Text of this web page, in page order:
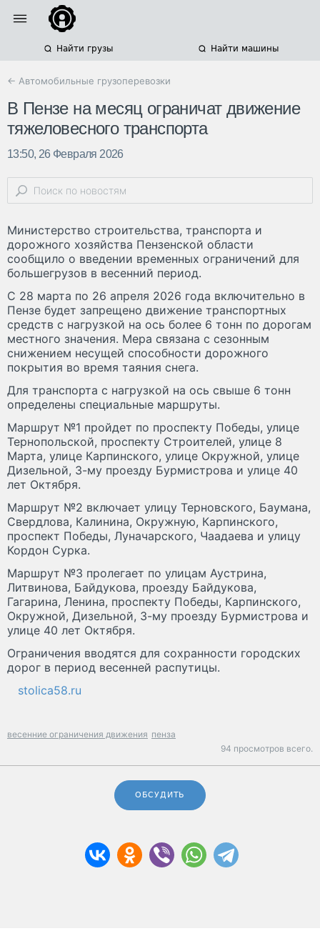
Найти грузы Найти машины
← Автомобильные грузоперевозки
В Пензе на месяц ограничат движение
тяжеловесного транспорта
13:50, 26 Февраля 2026
Министерство строительства, транспорта и
дорожного хозяйства Пензенской области
сообщило о введении временных ограничений для
большегрузов в весенний период.
С 28 марта по 26 апреля 2026 года включительно в
Пензе будет запрещено движение транспортных
средств с нагрузкой на ось более 6 тонн по дорогам
местного значения. Мера связана с сезонным
снижением несущей способности дорожного
покрытия во время таяния снега.
Для транспорта с нагрузкой на ось свыше 6 тонн
определены специальные маршруты.
Маршрут №1 пройдет по проспекту Победы, улице
Тернопольской, проспекту Строителей, улице 8
Марта, улице Карпинского, улице Окружной, улице
Дизельной, 3-му проезду Бурмистрова и улице 40
лет Октября.
Маршрут №2 включает улицу Терновского, Баумана,
Свердлова, Калинина, Окружную, Карпинского,
проспект Победы, Луначарского, Чаадаева и улицу
Кордон Сурка.
Маршрут №3 пролегает по улицам Аустрина,
Литвинова, Байдукова, проезду Байдукова,
Гагарина, Ленина, проспекту Победы, Карпинского,
Окружной, Дизельной, 3-му проезду Бурмистрова и
улице 40 лет Октября.
Ограничения вводятся для сохранности городских
дорог в период весенней распутицы.
stolica58.ru
весенние ограничения движения пенза
94 просмотров всего.
ОБСУДИТЬ